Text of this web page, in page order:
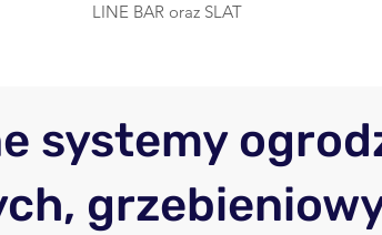
LINE BAR oraz SLAT
systemy